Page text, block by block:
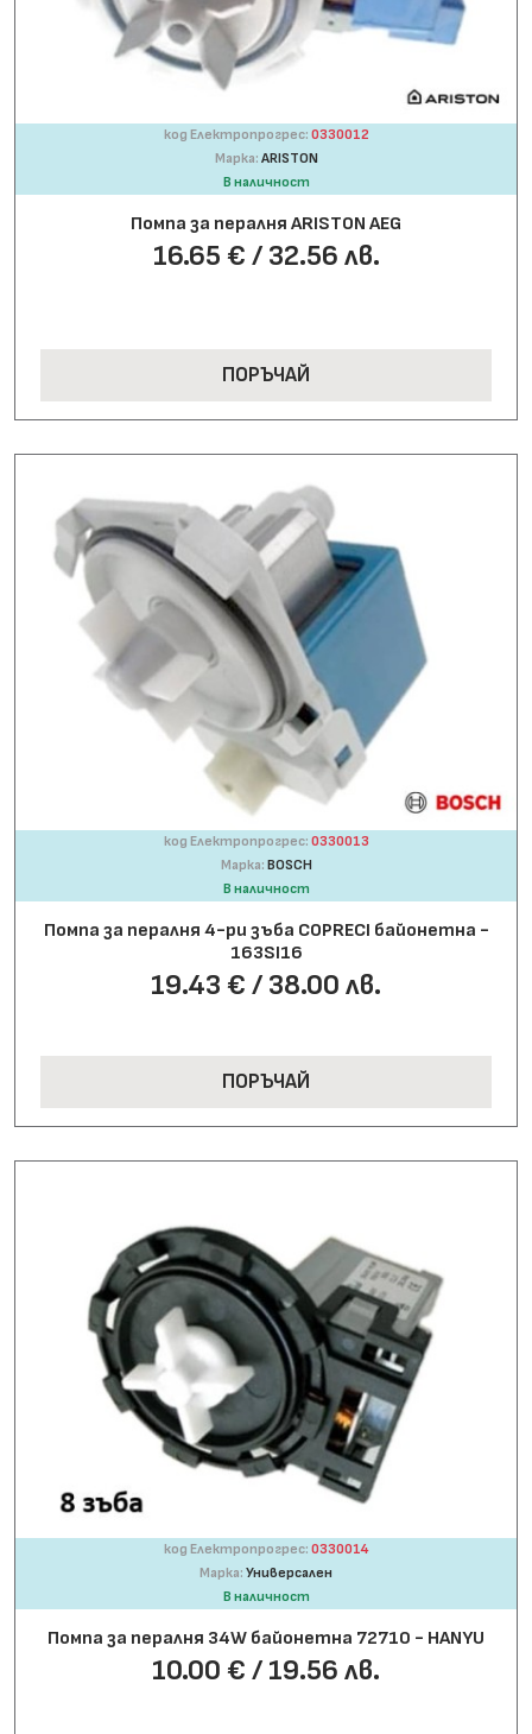
код Електропрогрес: 0330012
Марка: ARISTON
В наличност
Помпа за пералня ARISTON AEG
16.65 € / 32.56 лв.
ПОРЪЧАЙ
код Електропрогрес: 0330013
Марка: BOSCH
В наличност
Помпа за пералня 4-ри зъба COPRECI байонетна -
163SI16
19.43 € / 38.00 лв.
ПОРЪЧАЙ
код Електропрогрес: 0330014
Марка: Универсален
В наличност
Помпа за пералня 34W байонетна 72710 - HANYU
10.00 € / 19.56 лв.